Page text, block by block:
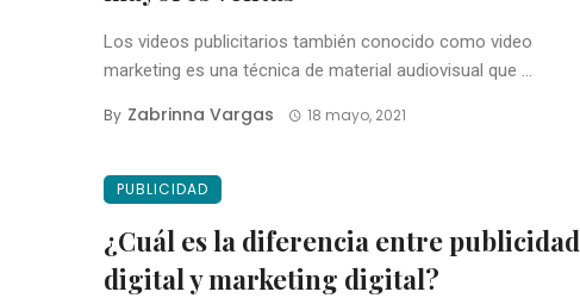
Los videos publicitarios también conocido como video
marketing es una técnica de material audiovisual que ...
By Zabrinna Vargas 18 mayo, 2021
PUBLICIDAD
¿Cuál es la diferencia entre publicidad
digital y marketing digital?